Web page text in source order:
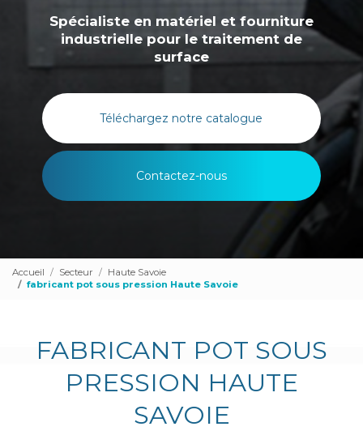
Spécialiste en matériel et fourniture
industrielle pour le traitement de
surface
Téléchargez notre catalogue
Contactez-nous
Accueil Secteur
Haute Savoie
fabricant pot sous pression Haute Savoie
FABRICANT POT SOUS
PRESSION HAUTE
SAVOIE